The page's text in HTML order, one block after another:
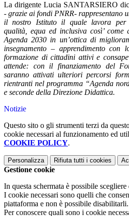
La dirigente Lucia SANTARSIERO
- grazie ai fondi PNRR- rappresentano
il nostro Istituto il quale lavora per
qualità, equa ed inclusiva così’ come
Agenda 2030 in un’ottica di
insegnamento – apprendimento con
formazione di cittadini attivi e
attende: con il finanziamento del
saranno attivati ulteriori percorsi
rientranti nel programma “Agenda
e seconde della Direzione Didattica.
Notizie
Questo sito o gli strumenti terzi da
cookie necessari al funzionamento ed
COOKIE POLICY.
Personalizza Rifiuta tutti i cookies
Gestione cookie
In questa schermata è possibile
I cookie necessari sono quelli che
piattaforma e non è possibile disabilitarli.
Per conoscere quali sono i cookie